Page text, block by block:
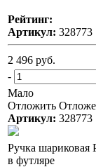
Рейтинг:
Артикул: 328773
2 496 руб.
-
Мало
Отложить
Артикул: 328773
Ручка
в футляре